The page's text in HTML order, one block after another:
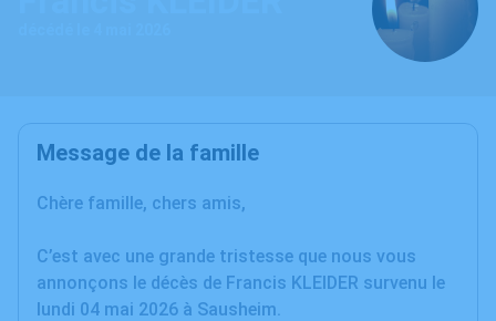
Message de la famille
Chère famille, chers amis,
C’est avec une grande tristesse que nous vous
annonçons le décès de Francis KLEIDER survenu le
lundi 04 mai 2026 à Sausheim.